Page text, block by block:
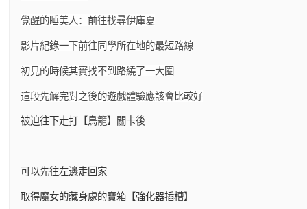
覺醒的睡美人：前往找尋伊庫夏
影片紀錄一下前往同學所在地的最短路線
初見的時候其實找不到路繞了一大圈
這段先解完對之後的遊戲體驗應該會比較好
被迫往下走打【鳥籠】關卡後
可以先往左邊走回家
取得魔女的藏身處的寶箱【強化器插槽】